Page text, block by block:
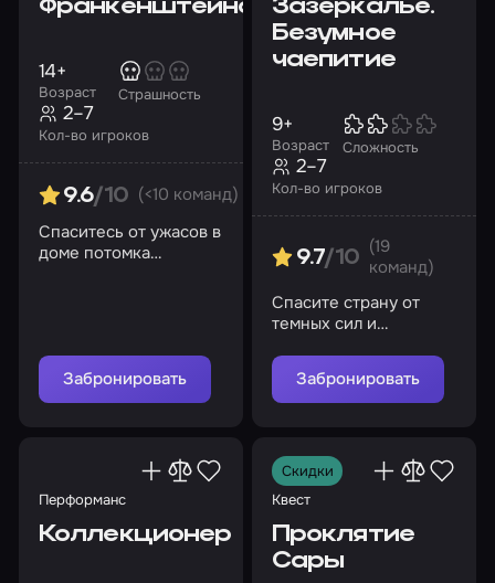
Франкенштейна
Возраст
14+
Страшность
Кол-во игроков
2–7
9.6/10 (<10 команд)
Спаситесь от ужасов в
доме потомка
Забронировать
Зазеркалье.
Безумное
чаепитие
Возраст
9+
Сложность
Кол-во игроков
2–7
9.7/10
(19
команд)
Спасите страну от
темных сил и
живыми
Забронировать
Перформанс
Коллекционер
Скидки
Квест
Проклятие
Сары